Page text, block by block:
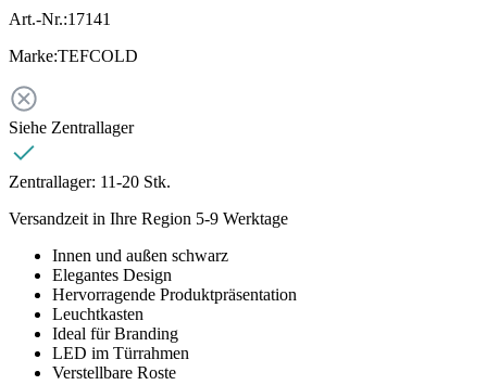
Art.-Nr.:17141
Marke:TEFCOLD
Siehe Zentrallager
Zentrallager: 11-20 Stk.
Versandzeit in Ihre Region 5-9 Werktage
Innen und außen schwarz
Elegantes Design
Hervorragende Produktpräsentation
Leuchtkasten
Ideal für Branding
LED im Türrahmen
Verstellbare Roste